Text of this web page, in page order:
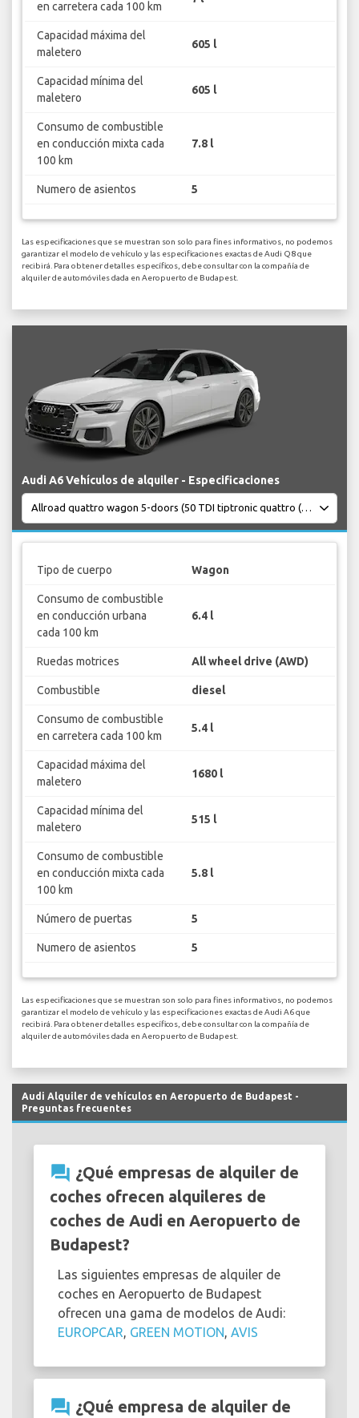
en carretera cada 100 km
Capacidad máxima del
maletero
605 l
Capacidad mínima del
maletero
605 l
Consumo de combustible
en conducción mixta cada
100 km
7.8 l
Numero de asientos 5
Las especificaciones que se muestran son solo para fines informativos, no podemos
garantizar el modelo de vehículo y las especificaciones exactas de Audi Q8 que
recibirá. Para obtener detalles específicos, debe consultar con la compañía de
alquiler de automóviles dada en Aeropuerto de Budapest.
Audi A6 Vehículos de alquiler - Especificaciones
Tipo de cuerpo Wagon
Consumo de combustible
en conducción urbana
cada 100 km
6.4 l
Ruedas motrices All wheel drive (AWD)
Combustible diesel
Consumo de combustible
en carretera cada 100 km
5.4 l
Capacidad máxima del
maletero
1680 l
Capacidad mínima del
maletero
515 l
Consumo de combustible
en conducción mixta cada
100 km
5.8 l
Número de puertas 5
Numero de asientos 5
Las especificaciones que se muestran son solo para fines informativos, no podemos
garantizar el modelo de vehículo y las especificaciones exactas de Audi A6 que
recibirá. Para obtener detalles específicos, debe consultar con la compañía de
alquiler de automóviles dada en Aeropuerto de Budapest.
Audi Alquiler de vehículos en Aeropuerto de Budapest -
Preguntas frecuentes
question_answer ¿Qué empresas de alquiler de
coches ofrecen alquileres de
coches de Audi en Aeropuerto de
Budapest?
Las siguientes empresas de alquiler de
coches en Aeropuerto de Budapest
ofrecen una gama de modelos de Audi:
EUROPCAR GREEN MOTION AVIS
question_answer ¿Qué empresa de alquiler de